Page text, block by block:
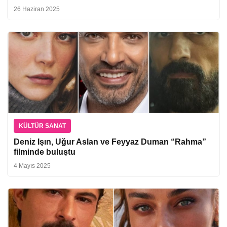
26 Haziran 2025
KÜLTÜR SANAT
Deniz Işın, Uğur Aslan ve Feyyaz Duman “Rahma”
filminde buluştu
4 Mayıs 2025